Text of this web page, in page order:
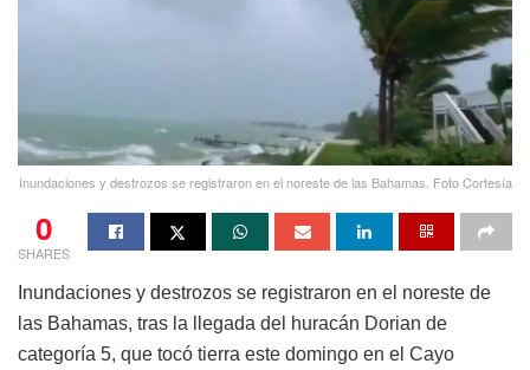
Inundaciones y destrozos se registraron en el noreste de las Bahamas. Foto Cortesía
0
SHARES
Inundaciones y destrozos se registraron en el noreste de
las Bahamas, tras la llegada del huracán Dorian de
categoría 5, que tocó tierra este domingo en el Cayo